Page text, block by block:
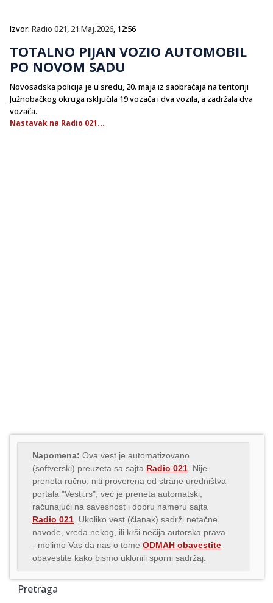
Izvor: Radio 021, 21.Maj.2026, 12:56
TOTALNO PIJAN VOZIO AUTOMOBIL
PO NOVOM SADU
Novosadska policija je u sredu, 20. maja iz saobraćaja na teritoriji
Južnobačkog okruga isključila 19 vozača i dva vozila, a zadržala dva
vozača.
Nastavak na Radio 021...
Napomena: Ova vest je automatizovano
(softverski) preuzeta sa sajta Radio 021 . Nije
preneta ručno, niti proverena od strane uredništva
portala "Vesti.rs", već je preneta automatski,
računajući na savesnost i dobru nameru sajta
Radio 021 . Ukoliko vest (članak) sadrži netačne
navode, vređa nekog, ili krši nečija autorska prava
- molimo Vas da nas o tome ODMAH obavestite
obavestite kako bismo uklonili sporni sadržaj.
Pretraga